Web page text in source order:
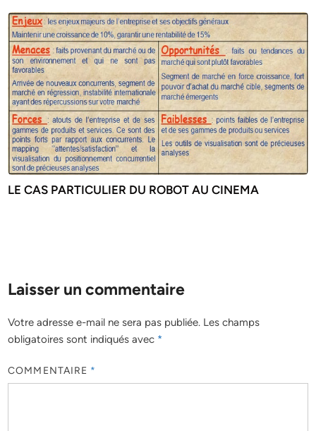
LE CAS PARTICULIER DU ROBOT AU CINEMA
Laisser un commentaire
Votre adresse e-mail ne sera pas publiée. Les champs
obligatoires sont indiqués avec *
COMMENTAIRE *